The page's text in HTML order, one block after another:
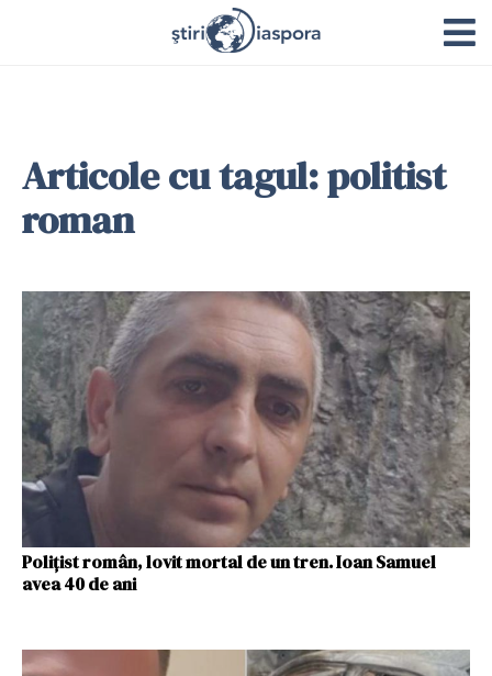
Articole cu tagul: politist
roman
Polițist român, lovit mortal de un tren. Ioan Samuel
avea 40 de ani